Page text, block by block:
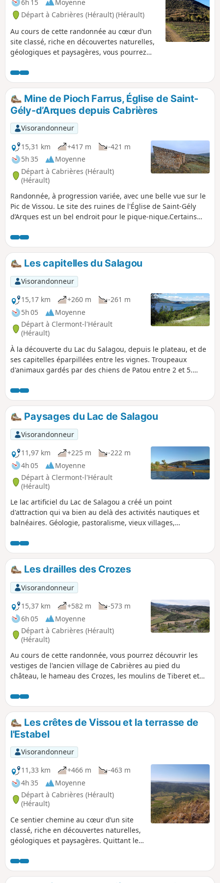
6h 15
Moyenne
Départ à Cabrières (Hérault) (Hérault)
Au cours de cette randonnée au cœur d’un
site classé, riche en découvertes naturelles,
géologiques et paysagères, vous pourrez
Cabrières au pied du château, puis grimper
sur les crêtes de Vissou avant de gravir le
pic et découvrir un point de vue
époustouflant.Cette randonnée emprunte
deux PR®®, "Drailles des Crozes" puis "Pic
de Vissou". Sans difficulté mais un peu
physique quand même.
Mine de Pioch Farrus, Église de Saint-
Gély-d’Arques depuis Cabrières
Visorandonneur
15,31 km
+417 m
-421 m
5h 35
Moyenne
Départ à Cabrières (Hérault)
(Hérault)
Randonnée, à progression variée, avec une belle vue sur le
Pic de Vissou. Le site des ruines de l'Église de Saint-Gély
d’Arques est un bel endroit pour le pique-nique.Certains
Les capitelles du Salagou
Visorandonneur
15,17 km
+260 m
-261 m
5h 05
Moyenne
Départ à Clermont-l'Hérault
(Hérault)
À la découverte du Lac du Salagou, depuis le plateau, et de
ses capitelles éparpillées entre les vignes. Troupeaux
d'animaux gardés par des chiens de Patou entre 2 et 5.
pratiques.
Paysages du Lac de Salagou
Visorandonneur
11,97 km
+225 m
-222 m
4h 05
Moyenne
Départ à Clermont-l'Hérault
(Hérault)
Le lac artificiel du Lac de Salagou a créé un point
d'attraction qui va bien au delà des activités nautiques et
balnéaires. Géologie, pastoralisme, vieux villages,
redevenue paisible en fin d'été.
Les drailles des Crozes
Visorandonneur
15,37 km
+582 m
-573 m
6h 05
Moyenne
Départ à Cabrières (Hérault)
(Hérault)
Au cours de cette randonnée, vous pourrez découvrir les
vestiges de l'ancien village de Cabrières au pied du
château, le hameau des Crozes, les moulins de Tiberet et
Les crêtes de Vissou et la terrasse de
l'Estabel
Visorandonneur
11,33 km
+466 m
-463 m
4h 35
Moyenne
Départ à Cabrières (Hérault)
(Hérault)
Ce sentier chemine au cœur d’un site
classé, riche en découvertes naturelles,
géologiques et paysagères. Quittant le
vignoble, grimpe dans la garrigue
parfumée et rejoint les falaises